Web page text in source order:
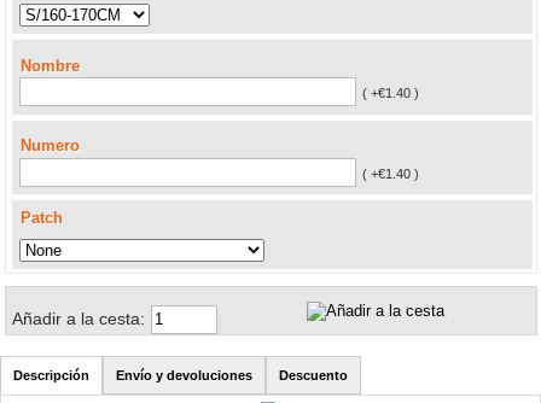
Nombre
( +€1.40 )
Numero
( +€1.40 )
Patch
Añadir a la cesta:
Descripción Envío y devoluciones Descuento